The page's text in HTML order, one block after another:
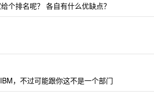
个排名呢？ 各自有什么优缺点？
，不过可能跟你这不是一个部门